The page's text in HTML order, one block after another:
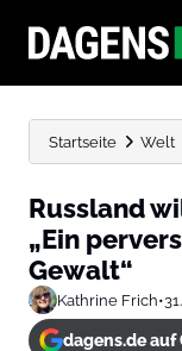
Startseite Welt
Russland
„Ein
Gewalt“
Kathrine Frich•
dagens.de